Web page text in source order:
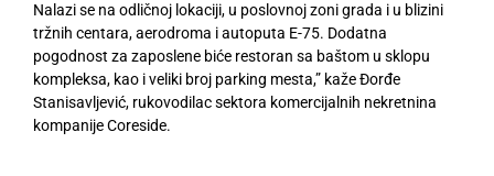
Nalazi se na odličnoj lokaciji, u poslovnoj zoni grada i u blizini
tržnih centara, aerodroma i autoputa E-75. Dodatna
pogodnost za zaposlene biće restoran sa baštom u sklopu
kompleksa, kao i veliki broj parking mesta,” kaže Đorđe
Stanisavljević, rukovodilac sektora komercijalnih nekretnina
kompanije Coreside.